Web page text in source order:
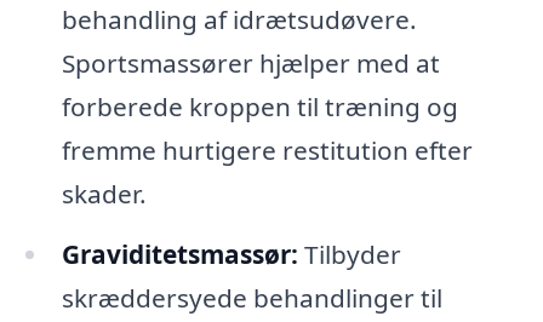
behandling af idrætsudøvere.
Sportsmassører hjælper med at
forberede kroppen til træning og
fremme hurtigere restitution efter
skader.
Graviditetsmassør: Tilbyder
skræddersyede behandlinger til